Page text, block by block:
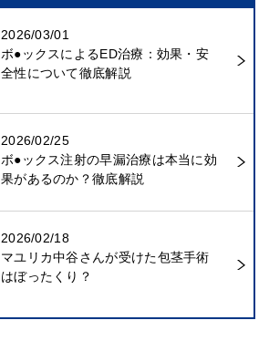
2026/03/01
ボ●ックスによるED治療：効果・安
全性について徹底解説
2026/02/25
ボ●ックス注射の早漏治療は本当に効
果があるのか？徹底解説
2026/02/18
マユリカ中谷さんが受けた包茎手術
はぼったくり？